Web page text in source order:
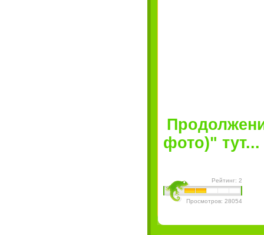
фото)" тут...
Рейтинг: 2
Просмотров: 28054